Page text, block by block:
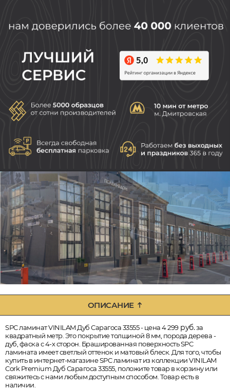
ОПИСАНИЕ
SPC ламинат VINILAM Дуб Сарагоса 33555 - цена 4 299руб.за
квадратный метр. Это покрытие толщиной 8 мм, порода дерева -
дуб, фаска с 4-х сторон. Брашированная поверхность SPC
ламината имеет светлый оттенок и матовый блеск. Для того, чтобы
купить в интернет-магазине SPC ламинат из коллекции VINILAM
Cork Premium Дуб Сарагоса 33555, положите товар в корзину или
свяжитесь с нами любым доступным способом. Товар есть в
наличии.